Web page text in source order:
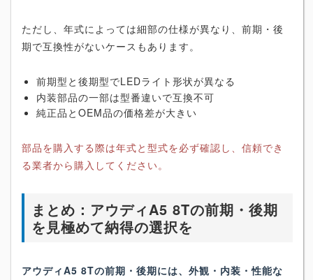
ただし、年式によっては細部の仕様が異なり、前期・後
期で互換性がないケースもあります。
前期型と後期型でLEDライト形状が異なる
内装部品の一部は型番違いで互換不可
純正品とOEM品の価格差が大きい
部品を購入する際は年式と型式を必ず確認し、信頼でき
る業者から購入してください。
まとめ：アウディA5 8Tの前期・後期
を見極めて納得の選択を
アウディA5 8Tの前期・後期には、外観・内装・性能な